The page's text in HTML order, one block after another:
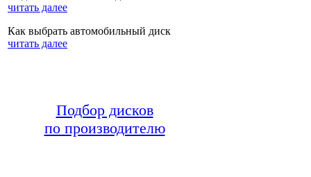
читать далее
Как выбрать автомобильный диск
читать далее
Подбор дисков
по производителю